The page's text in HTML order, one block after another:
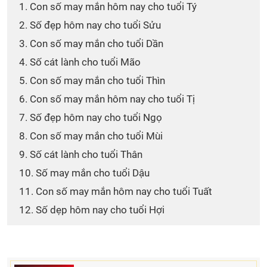
1. Con số may mắn hôm nay cho tuổi Tý
2. Số đẹp hôm nay cho tuổi Sửu
3. Con số may mắn cho tuổi Dần
4. Số cát lành cho tuổi Mão
5. Con số may mắn cho tuổi Thìn
6. Con số may mắn hôm nay cho tuổi Tị
7. Số đẹp hôm nay cho tuổi Ngọ
8. Con số may mắn cho tuổi Mùi
9. Số cát lành cho tuổi Thân
10. Số may mắn cho tuổi Dậu
11. Con số may mắn hôm nay cho tuổi Tuất
12. Số dẹp hôm nay cho tuổi Hợi